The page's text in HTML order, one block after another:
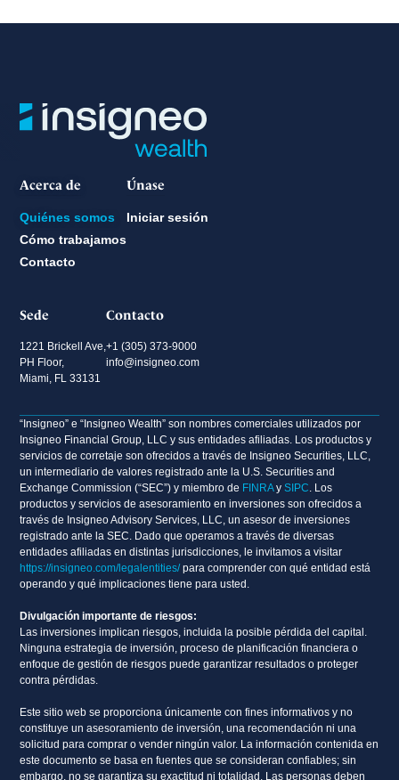
Acerca de
Quiénes somos
Cómo trabajamos
Contacto
Únase
Iniciar sesión
Sede
1221 Brickell Ave,
PH Floor,
Miami, FL 33131
Contacto
+1 (305) 373-9000
info@insigneo.com
“Insigneo” e “Insigneo Wealth” son nombres comerciales utilizados por
Insigneo Financial Group, LLC y sus entidades afiliadas. Los productos y
servicios de corretaje son ofrecidos a través de Insigneo Securities, LLC,
un intermediario de valores registrado ante la U.S. Securities and
Exchange Commission (“SEC”) y miembro de FINRAySIPC. Los
productos y servicios de asesoramiento en inversiones son ofrecidos a
través de Insigneo Advisory Services, LLC, un asesor de inversiones
registrado ante la SEC. Dado que operamos a través de diversas
entidades afiliadas en distintas jurisdicciones, le invitamos a visitar
https://insigneo.com/legalentities/para comprender con qué entidad está
operando y qué implicaciones tiene para usted.
Divulgación importante de riesgos:
Las inversiones implican riesgos, incluida la posible pérdida del capital.
Ninguna estrategia de inversión, proceso de planificación financiera o
enfoque de gestión de riesgos puede garantizar resultados o proteger
contra pérdidas.
Este sitio web se proporciona únicamente con fines informativos y no
constituye un asesoramiento de inversión, una recomendación ni una
solicitud para comprar o vender ningún valor. La información contenida en
este documento se basa en fuentes que se consideran confiables; sin
embargo, no se garantiza su exactitud ni totalidad. Las personas deben